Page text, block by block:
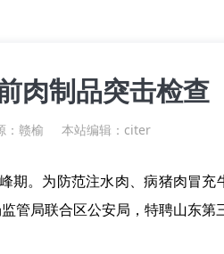
肉制品突击检查
： 赣榆 本站编辑：citer
期。为防范注水肉、病猪肉冒充
管局联合区公安局，特聘山东